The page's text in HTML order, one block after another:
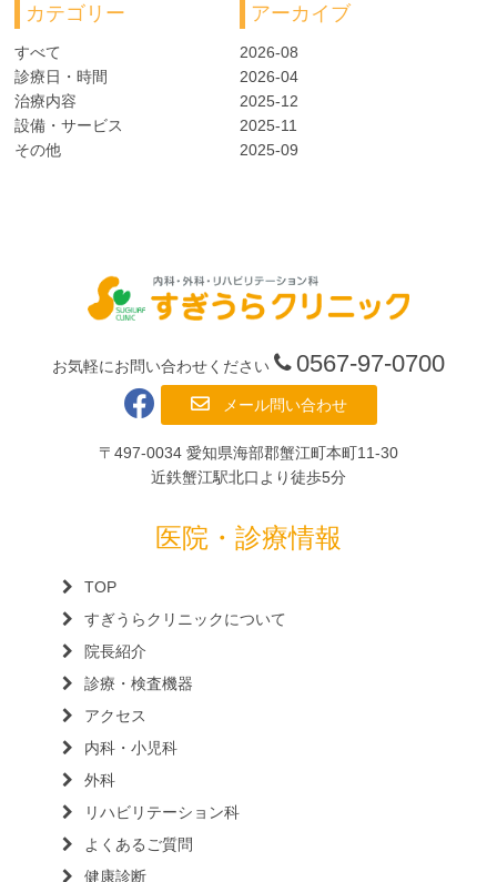
採用情報
お問い合わせ
カテゴリー
すべて
診療日・時間
治療内容
設備・サービス
その他
アーカイブ
2026-08
2026-04
2025-12
2025-11
2025-09
お気軽にお問い合わせください 0567-97-0700
メール問い合わせ
〒497-0034 愛知県海部郡蟹江町本町11-30
近鉄蟹江駅北口より徒歩5分
医院・診療情報
TOP
すぎうらクリニックについて
院長紹介
診療・検査機器
アクセス
内科・小児科
外科
リハビリテーション科
よくあるご質問
健康診断